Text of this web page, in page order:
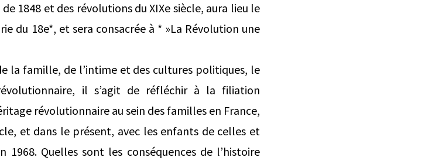
1848 et des révolutions du XIXe siècle, aura lieu le
du 18e*, et sera consacrée à * »La Révolution une
la famille, de l’intime et des cultures politiques, le
il s’agit de réfléchir à la filiation
révolutionnaire au sein des familles en France,
et dans le présent, avec les enfants de celles et
Quelles sont les conséquences de l’histoire